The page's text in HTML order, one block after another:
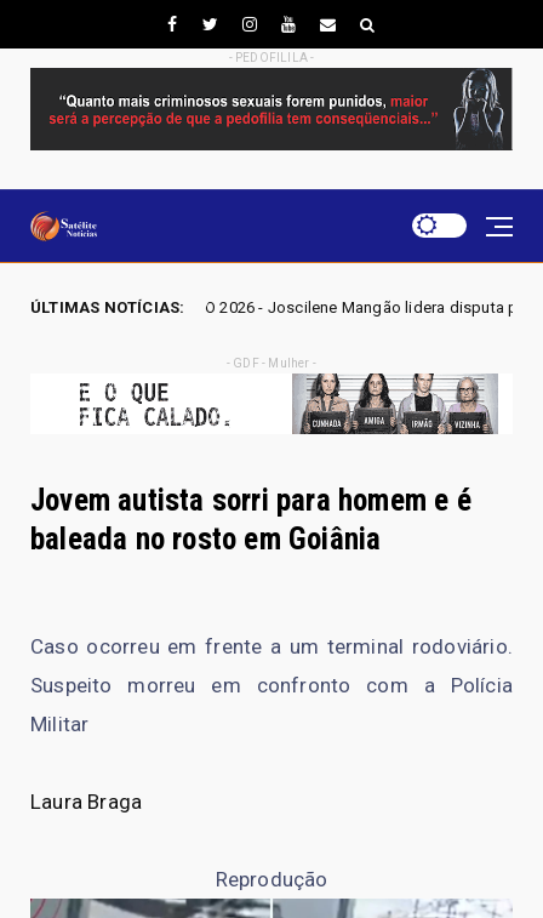
- PEDOFILILA -
ÚLTIMAS NOTÍCIAS:
GO 2026 - Joscilene Mangão lidera disputa por vaga na Alego em
- GDF - Mulher -
Jovem autista sorri para homem e é
baleada no rosto em Goiânia
Caso ocorreu em frente a um terminal rodoviário.
Suspeito morreu em confronto com a Polícia
Militar
Laura Braga
Reprodução